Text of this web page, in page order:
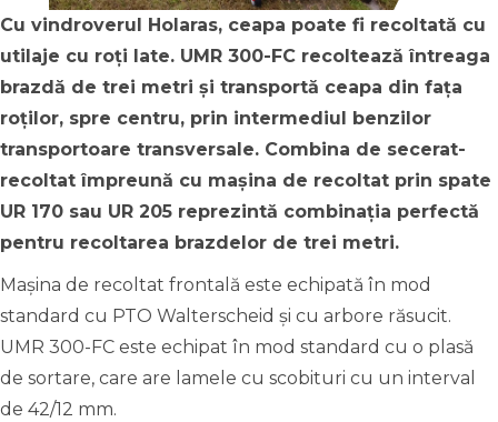
Cu vindroverul Holaras, ceapa poate fi recoltată cu
utilaje cu roți late. UMR 300-FC recoltează întreaga
brazdă de trei metri și transportă ceapa din fața
roților, spre centru, prin intermediul benzilor
transportoare transversale. Combina de secerat-
recoltat împreună cu mașina de recoltat prin spate
UR 170 sau UR 205 reprezintă combinația perfectă
pentru recoltarea brazdelor de trei metri.
Mașina de recoltat frontală este echipată în mod
standard cu PTO Walterscheid și cu arbore răsucit.
UMR 300-FC este echipat în mod standard cu o plasă
de sortare, care are lamele cu scobituri cu un interval
de 42/12 mm.